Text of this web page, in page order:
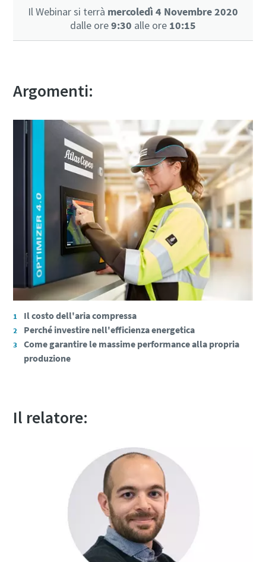
10 passaggi verso una produzione più
ecologica ed efficiente
Per saperne di più
Il Webinar si terrà mercoledì 4 Novembre 2020
dalle ore9:30 alle ore 10:15
Argomenti:
Il costo dell'aria compressa
Perché investire nell'efficienza energetica
Come garantire le massime performance alla propria
produzione
Il relatore: